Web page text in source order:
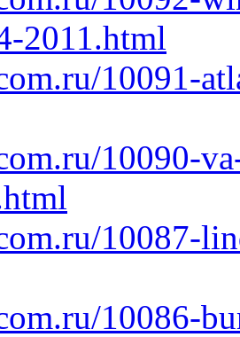
2011.html
10091-
10090-
10087-
10086-